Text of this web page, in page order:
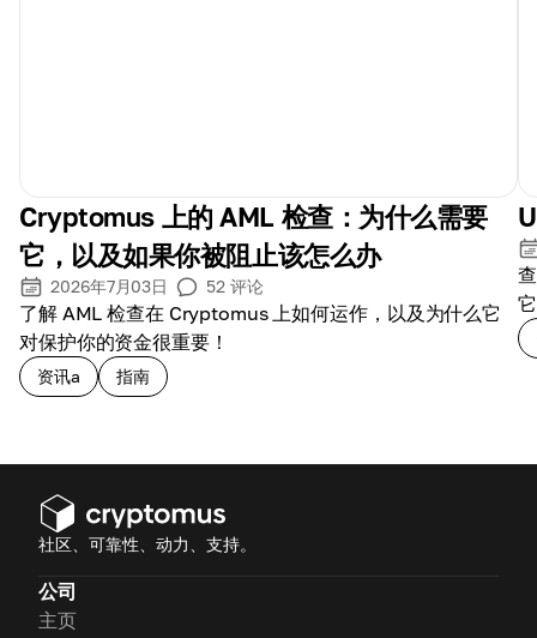
Cryptomus 上的 AML 检查：为什么需要
它，以及如果你被阻止该怎么办
2026年7月03日 52 评论
了解 AML 检查在 Cryptomus 上如何运作，以及为什么它
对保护你的资金很重要！
资讯a 指南
社区、可靠性、动力、支持。
公司
主页